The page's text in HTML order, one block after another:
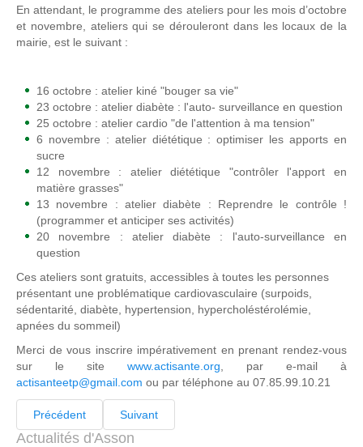
En attendant, le programme des ateliers pour les mois d’octobre
et novembre, ateliers qui se dérouleront dans les locaux de la
mairie, est le suivant :
16 octobre : atelier kiné "bouger sa vie"
23 octobre : atelier diabète : l'auto- surveillance en question
25 octobre : atelier cardio "de l'attention à ma tension"
6 novembre : atelier diététique : optimiser les apports en
sucre
12 novembre : atelier diététique "contrôler l'apport en
matière grasses"
13 novembre : atelier diabète : Reprendre le contrôle !
(programmer et anticiper ses activités)
20 novembre : atelier diabète : l'auto-surveillance en
question
Ces ateliers sont gratuits, accessibles à toutes les personnes
présentant une problématique cardiovasculaire (surpoids,
sédentarité, diabète, hypertension, hypercholéstérolémie,
apnées du sommeil)
Merci de vous inscrire impérativement en prenant rendez-vous
sur le site www.actisante.org , par e-mail à
actisanteetp@gmail.com ou par téléphone au 07.85.99.10.21
Précédent Suivant
Actualités d'Asson